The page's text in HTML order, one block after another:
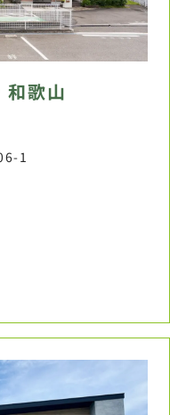
和歌山
1